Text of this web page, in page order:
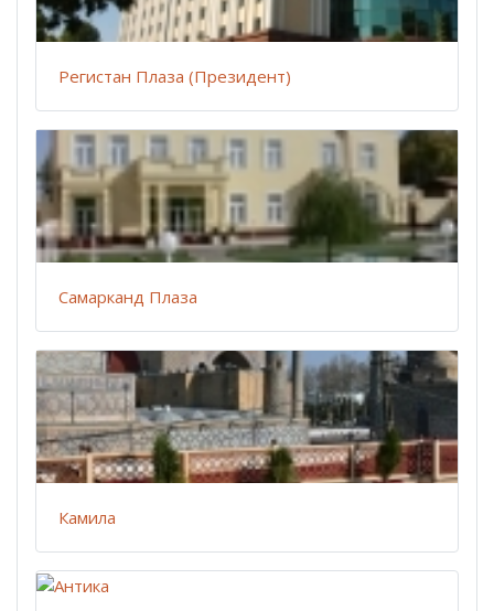
Регистан Плаза (Президент)
Cамарканд Плаза
Камила